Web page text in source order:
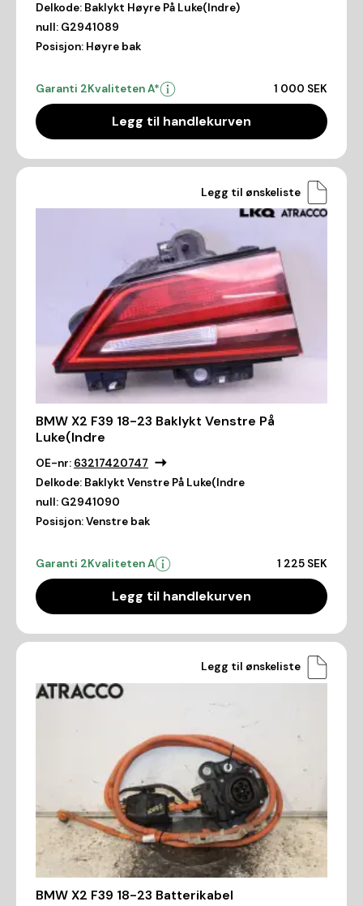
Delkode: Baklykt Høyre På Luke(Indre)
null: G2941089
Posisjon: Høyre bak
Garanti 2Kvaliteten A* 1 000 SEK
Legg til handlekurven
Legg til ønskeliste
BMW X2 F39 18-23 Baklykt Venstre På
Luke(Indre
OE-nr: 63217420747
Delkode: Baklykt Venstre På Luke(Indre
null: G2941090
Posisjon:Venstre bak
Garanti 2Kvaliteten A 1 225 SEK
Legg til handlekurven
Legg til ønskeliste
BMW X2 F39 18-23 Batterikabel